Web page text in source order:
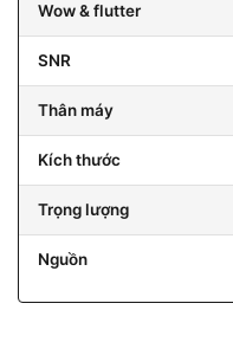
Wow & flutter
SNR
Thân máy
Kích thước
Trọng lượng
Nguồn